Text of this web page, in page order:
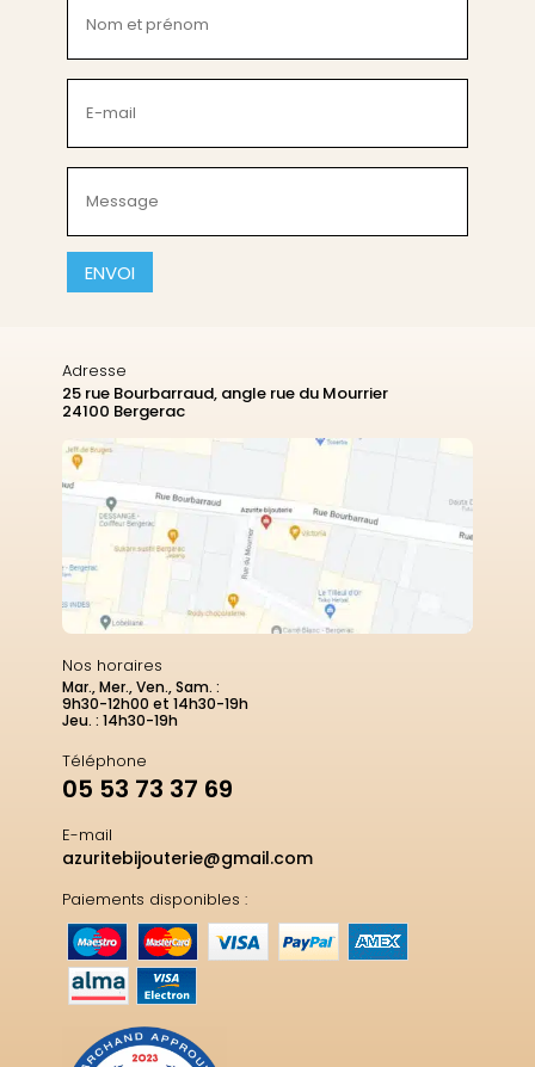
et
prénom
(Nécessaire)
mail
(Nécessaire)
(Nécessaire)
CAPTCHA
Adresse
25 rue Bourbarraud, angle rue du Mourrier
24100 Bergerac
Nos horaires
Mar., Mer., Ven., Sam. :
9h30-12h00 et 14h30-19h
Jeu. : 14h30-19h
Téléphone
05 53 73 37 69
E-mail
azuritebijouterie@gmail.com
Paiements disponibles :